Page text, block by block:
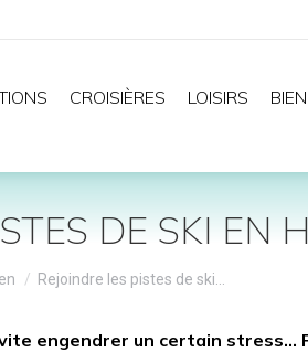
CROISIÈRES LOISIRS
DE SKI EN
Rejoindre les pistes de ski…
engendrer un certain stress…